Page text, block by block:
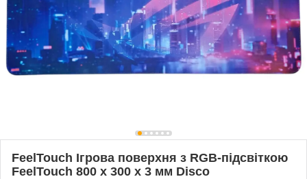
FeelTouch Ігрова поверхня з RGB-підсвіткою
FeelTouch 800 x 300 x 3 мм Disco